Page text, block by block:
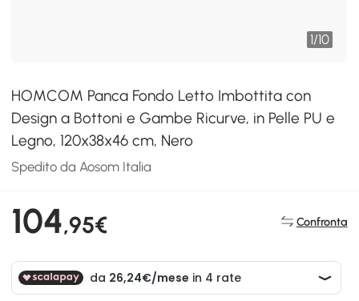
1/10
HOMCOM Panca Fondo Letto Imbottita con
Design a Bottoni e Gambe Ricurve, in Pelle PU e
Legno, 120x38x46 cm, Nero
Spedito da Aosom Italia
104,95€ Confronta